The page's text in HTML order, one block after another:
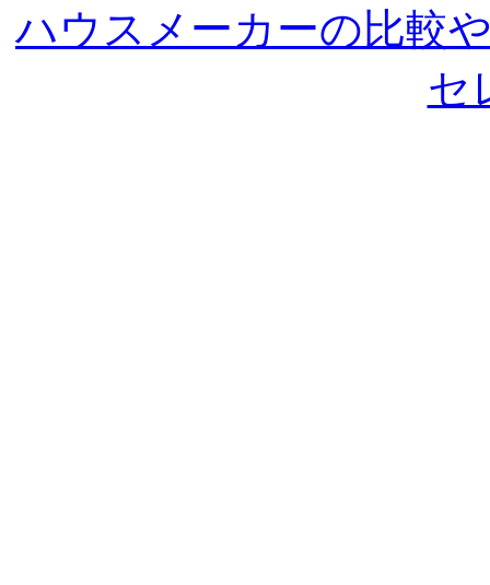
ハウスメーカーの比較
セ